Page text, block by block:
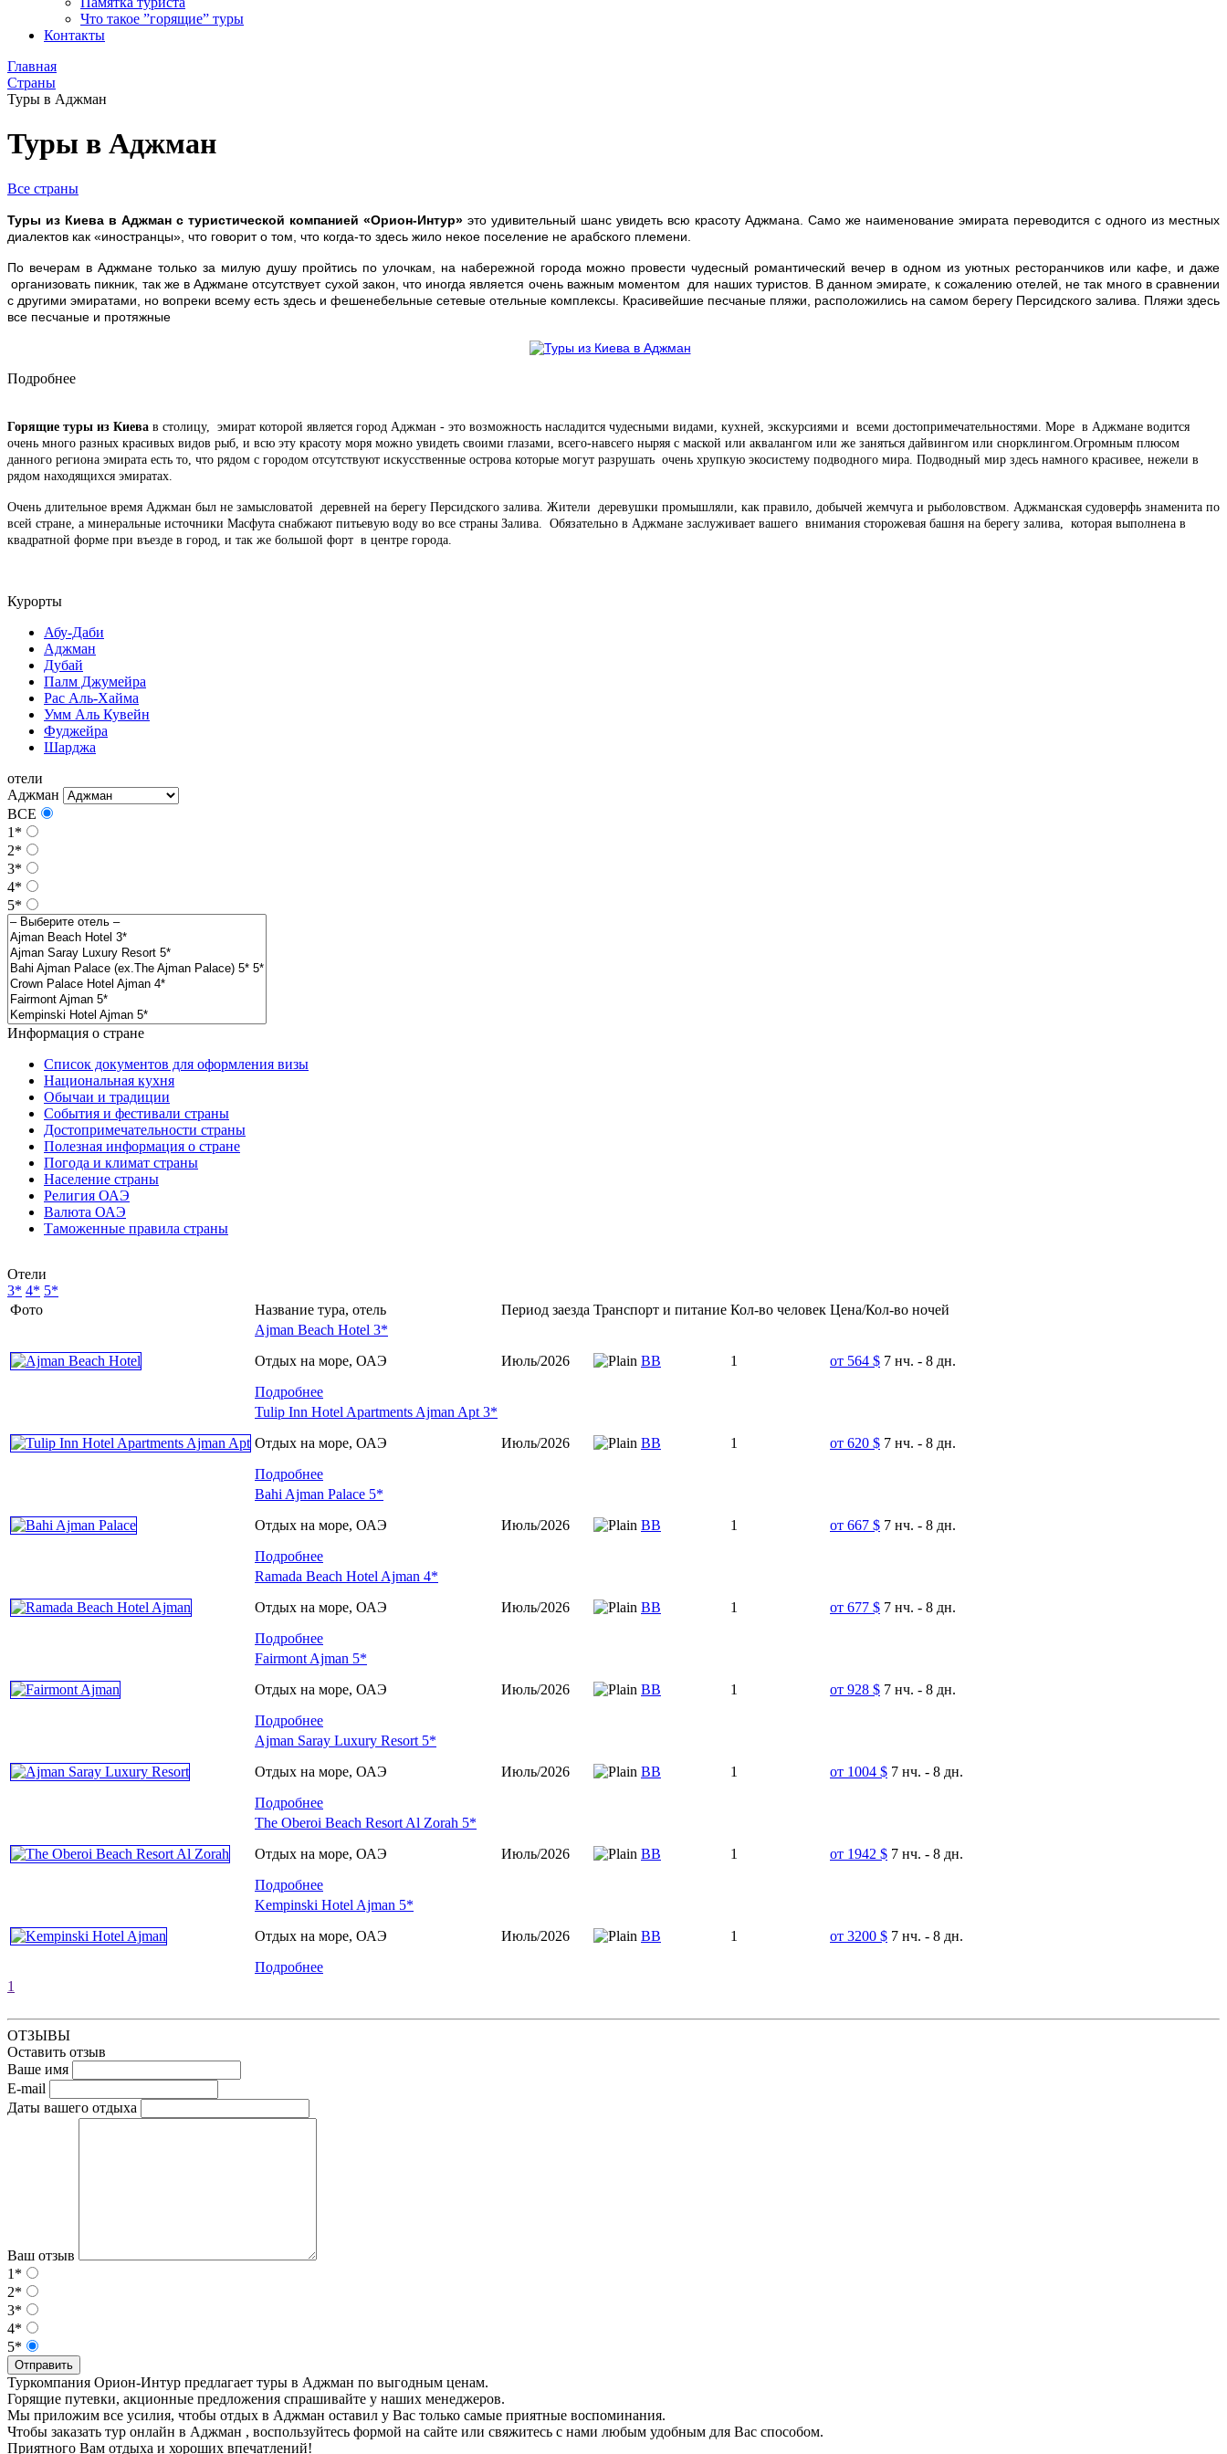
Что такое ”горящие” туры
Контакты
Главная
Страны
Туры в Аджман
Туры в Аджман
Все страны
Туры из Киева в Аджман с туристической компанией «Орион-Интур» это удивительный шанс увидеть всю красоту Аджмана. Само же наименование эмирата переводится с одного из местных
диалектов как «иностранцы», что говорит о том, что когда-то здесь жило некое поселение не арабского племени.
По вечерам в Аджмане только за милую душу пройтись по улочкам, на набережной города можно провести чудесный романтический вечер в одном из уютных ресторанчиков или кафе, и даже
организовать пикник, так же в Аджмане отсутствует сухой закон, что иногда является очень важным моментом для наших туристов. В данном эмирате, к сожалению отелей, не так много в сравнении
с другими эмиратами, но вопреки всему есть здесь и фешенебельные сетевые отельные комплексы. Красивейшие песчаные пляжи, расположились на самом берегу Персидского залива. Пляжи здесь
все песчаные и протяжные
Подробнее
Горящие туры из Киева в столицу, эмират которой является город Аджман - это возможность насладится чудесными видами, кухней, экскурсиями и всеми достопримечательностями. Море в Аджмане водится
очень много разных красивых видов рыб, и всю эту красоту моря можно увидеть своими глазами, всего-навсего ныряя с маской или аквалангом или же заняться дайвингом или снорклингом.Огромным плюсом
данного региона эмирата есть то, что рядом с городом отсутствуют искусственные острова которые могут разрушать очень хрупкую экосистему подводного мира. Подводный мир здесь намного красивее, нежели в
рядом находящихся эмиратах.
Очень длительное время Аджман был не замысловатой деревней на берегу Персидского залива. Жители деревушки промышляли, как правило, добычей жемчуга и рыболовством. Аджманская судоверфь знаменита по
всей стране, а минеральные источники Масфута снабжают питьевую воду во все страны Залива. Обязательно в Аджмане заслуживает вашего внимания сторожевая башня на берегу залива, которая выполнена в
квадратной форме при въезде в город, и так же большой форт в центре города.
Курорты
Абу-Даби
Аджман
Дубай
Палм Джумейра
Рас Аль-Хайма
Умм Аль Кувейн
Фуджейра
Шарджа
отели
Аджман
ВСЕ
1*
2*
3*
4*
5*
Информация о стране
Список документов для оформления визы
Национальная кухня
Обычаи и традиции
События и фестивали страны
Достопримечательности страны
Полезная информация о стране
Погода и климат страны
Население страны
Религия ОАЭ
Валюта ОАЭ
Таможенные правила страны
Отели
3* 4* 5*
Фото
Название тура, отель Период заезда Транспорт и питание Кол-во человек Цена/Кол-во ночей
Ajman Beach Hotel 3*
Отдых на море, ОАЭ
Подробнее
Июль/2026 ВВ 1 от 564 $ 7 нч. - 8 дн.
Tulip Inn Hotel Apartments Ajman Apt 3*
Отдых на море, ОАЭ
Подробнее
Июль/2026 ВВ 1 от 620 $ 7 нч. - 8 дн.
Bahi Ajman Palace 5*
Отдых на море, ОАЭ
Подробнее
Июль/2026 ВВ 1 от 667 $ 7 нч. - 8 дн.
Ramada Beach Hotel Ajman 4*
Отдых на море, ОАЭ
Подробнее
Июль/2026 ВВ 1 от 677 $ 7 нч. - 8 дн.
Fairmont Ajman 5*
Отдых на море, ОАЭ
Подробнее
Июль/2026 ВВ 1 от 928 $ 7 нч. - 8 дн.
Ajman Saray Luxury Resort 5*
Отдых на море, ОАЭ
Подробнее
Июль/2026 ВВ 1 от 1004 $ 7 нч. - 8 дн.
The Oberoi Beach Resort Al Zorah 5*
Отдых на море, ОАЭ
Подробнее
Июль/2026 ВВ 1 от 1942 $ 7 нч. - 8 дн.
Kempinski Hotel Ajman 5*
Отдых на море, ОАЭ
Подробнее
Июль/2026 ВВ 1 от 3200 $ 7 нч. - 8 дн.
1
ОТЗЫВЫ
Оставить отзыв
Ваше имя
E-mail
Даты вашего отдыха
Ваш отзыв
1*
2*
3*
4*
5*
Отправить
Туркомпания Орион-Интур предлагает туры в Аджман по выгодным ценам.
Горящие путевки, акционные предложения спрашивайте у наших менеджеров.
Мы приложим все усилия, чтобы отдых в Аджман оставил у Вас только самые приятные воспоминания.
Чтобы заказать тур онлайн в Аджман , воспользуйтесь формой на сайте или свяжитесь с нами любым удобным для Вас способом.
Приятного Вам отдыха и хороших впечатлений!